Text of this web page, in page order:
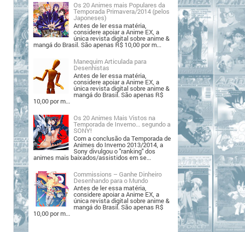
Os 20 Animes mais Populares da
Temporada Primavera/2014 (pelos
Japoneses)
Antes de ler essa matéria,
considere apoiar a Anime EX, a
única revista digital sobre anime &
mangá do Brasil. São apenas R$ 10,00 por m...
Manequim Articulada para
Desenhistas
Antes de ler essa matéria,
considere apoiar a Anime EX, a
única revista digital sobre anime &
mangá do Brasil. São apenas R$
10,00 por m...
Os 20 Animes Mais Vistos na
Temporada de Inverno... segundo a
SONY!
Com a conclusão da Temporada de
Animes do Inverno 2013/2014, a
Sony divulgou o "ranking" dos
animes mais baixados/assistidos em se...
Commissions – Ganhe Dinheiro
Desenhando para o Mundo
Antes de ler essa matéria,
considere apoiar a Anime EX, a
única revista digital sobre anime &
mangá do Brasil. São apenas R$
10,00 por m...